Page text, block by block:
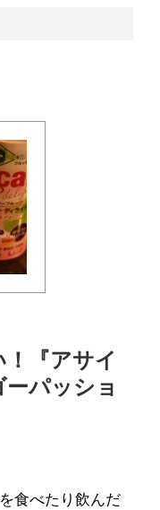
『アサイ
パッショ
食べたり飲んだ